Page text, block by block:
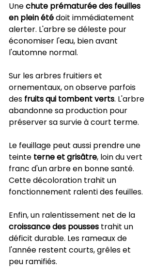
Une chute prématurée des feuilles
en plein été doit immédiatement
alerter. L'arbre se déleste pour
économiser l'eau, bien avant
l'automne normal.
Sur les arbres fruitiers et
ornementaux, on observe parfois
des fruits qui tombent verts. L'arbre
abandonne sa production pour
préserver sa survie à court terme.
Le feuillage peut aussi prendre une
teinte terne et grisâtre, loin du vert
franc d'un arbre en bonne santé.
Cette décoloration trahit un
fonctionnement ralenti des feuilles.
Enfin, un ralentissement net de la
croissance des pousses trahit un
déficit durable. Les rameaux de
l'année restent courts, grêles et
peu ramifiés.